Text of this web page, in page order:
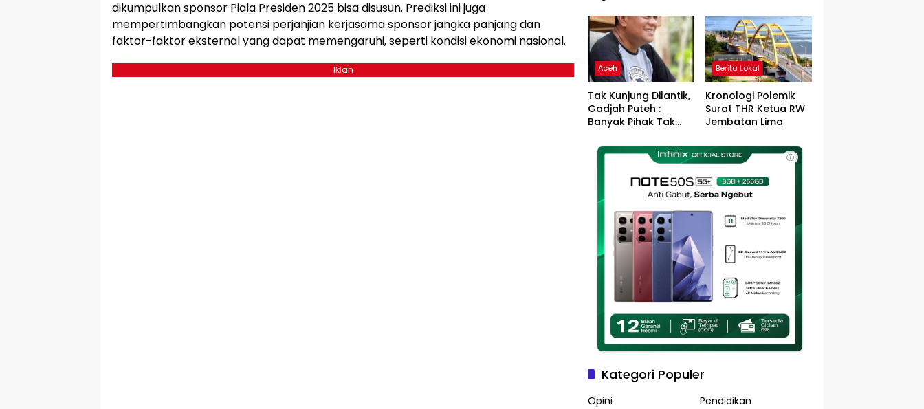
dikumpulkan sponsor Piala Presiden 2025 bisa disusun. Prediksi ini juga
mempertimbangkan potensi perjanjian kerjasama sponsor jangka panjang dan
faktor-faktor eksternal yang dapat memengaruhi, seperti kondisi ekonomi nasional.
Iklan Aceh
Tak Kunjung Dilantik,
Gadjah Puteh :
Banyak Pihak Tak
Jadi Pemimpin Kota
Berita Lokal
Kronologi Polemik
Surat THR Ketua RW
Jembatan Lima
ⓘ
Kategori Populer
Opini
Pendidikan